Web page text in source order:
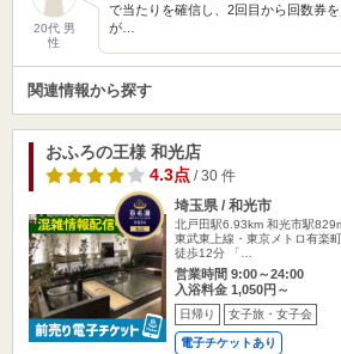
20代 男
性
で当たりを確信し、2回目から回数券
が…
関連情報から探す
おふろの王様 和光店
4.3点/ 30 件
埼玉県 / 和光市
北戸田駅6.93km 和光市駅
東武東上線・東京メトロ有楽
徒歩12分 「…
営業時間 9:00～24:00
入浴料金 1,050円～
日帰り 女子旅・女子会
電子チケットあり